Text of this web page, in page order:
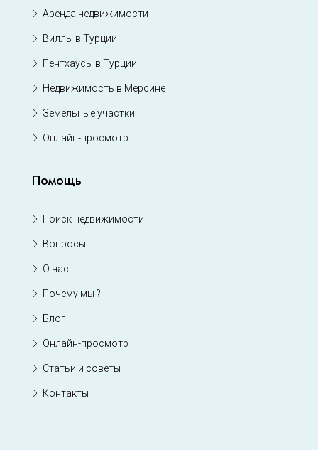
Аренда недвижимости
Виллы в Турции
Пентхаусы в Турции
Недвижимость в Мерсине
Земельные участки
Онлайн-просмотр
Помощь
Поиск недвижимости
Вопросы
О нас
Почему мы ?
Блог
Онлайн-просмотр
Статьи и советы
Контакты